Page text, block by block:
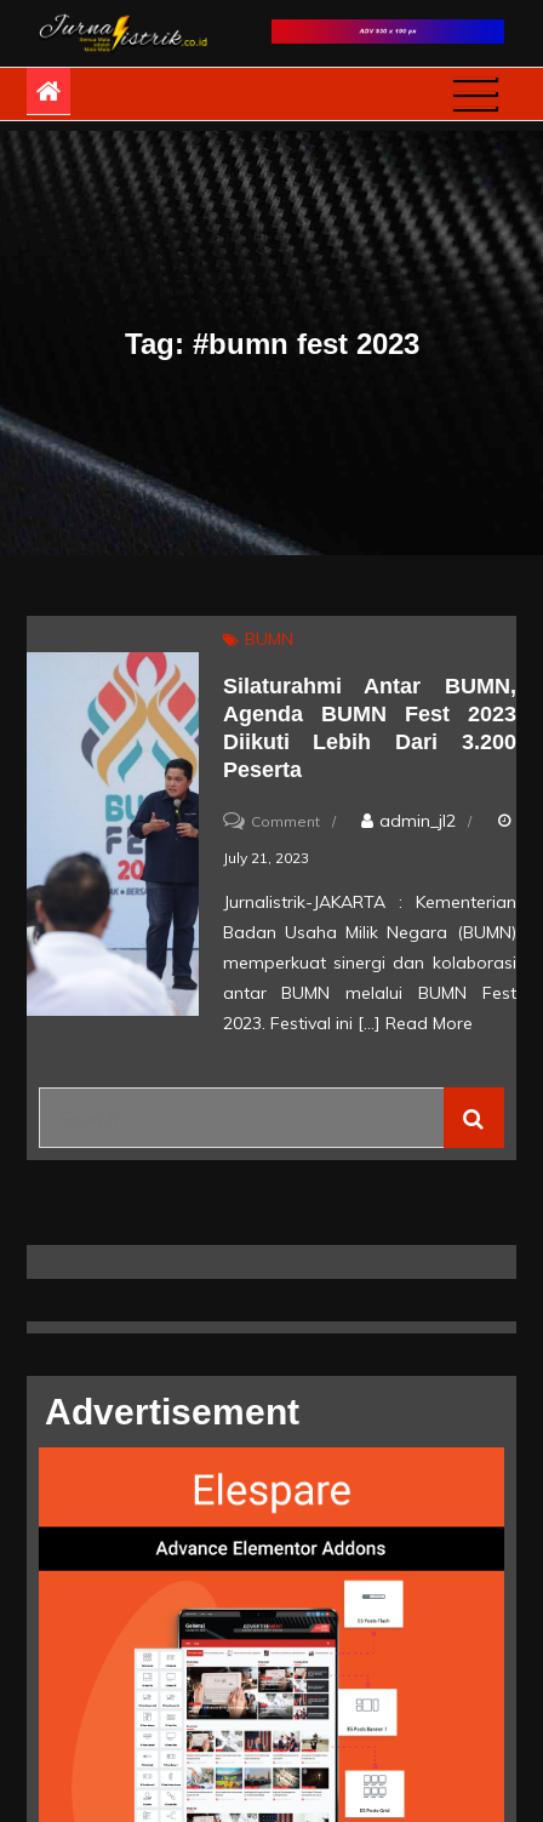
contentJurnaListrik
Semua Mata adalah
Mata-Mata
Tag: #bumn fest 2023
BUMN
Silaturahmi Antar BUMN,
Agenda BUMN Fest 2023
Diikuti Lebih Dari 3.200
Peserta
Commenton
Agenda
BUMN
Fest
Diikuti
dari
admin_jl2
July 21, 2023
Jurnalistrik-JAKARTA : Kementerian
Badan Usaha Milik Negara (BUMN)
memperkuat sinergi dan kolaborasi
antar BUMN melalui BUMN Fest
2023. Festival ini […] Read More
Advertisement